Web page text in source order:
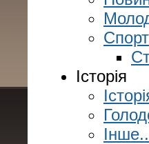
Спорт
Історія